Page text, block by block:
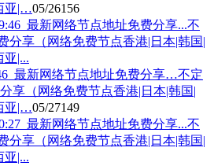
亚|…05/26156
最新网络节点地址免费分享…不定
享（网络免费节点香港|日本|韩国|
亚|…05/27149